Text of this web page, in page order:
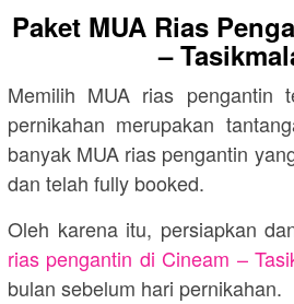
Paket MUA Rias
–
Memilih MUA rias pengantin
pernikahan merupakan
banyak MUA rias pengantin
dan telah fully booked.
Oleh karena itu, persiapkan
rias pengantin di Cineam –
bulan sebelum hari pernikahan.